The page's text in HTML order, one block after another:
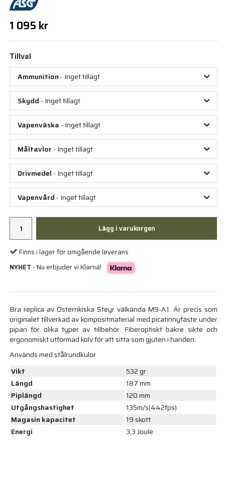
1 095 kr
Tillval
Ammunition - Inget tillagt
Skydd - Inget tillagt
Vapenväska - Inget tillagt
Måltavlor - Inget tillagt
Drivmedel - Inget tillagt
Vapenvård - Inget tillagt
Lägg i varukorgen
Finns i lager för omgående leverans
NYHET - Nu erbjuder vi Klarna!
Bra replica av Österrikiska Steyr välkända M9-A1. Är precis som
originalet tillverkad av kompositmaterial med picatinnyfäste under
pipan för olika typer av tillbehör. Fiberoptiskt bakre sikte och
ergonomiskt utformad kolv för att sitta som gjuten i handen.
Används med stålrundkulor
Vikt
532 gr
Längd
187 mm
Piplängd
120 mm
Utgångshastighet
135m/s(442fps)
Magasin kapacitet
19 skott
Energi
3,3 Joule